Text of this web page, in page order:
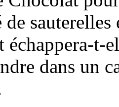
échappera-t-
dans un